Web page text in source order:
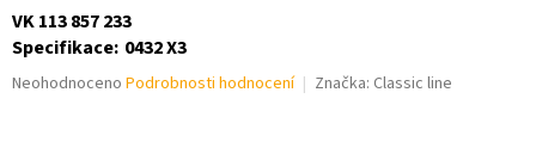
VK 113 857 233
Specifikace: 0432 X3
Průměrné
Neohodnoceno Podrobnosti hodnocení Značka: Classic line